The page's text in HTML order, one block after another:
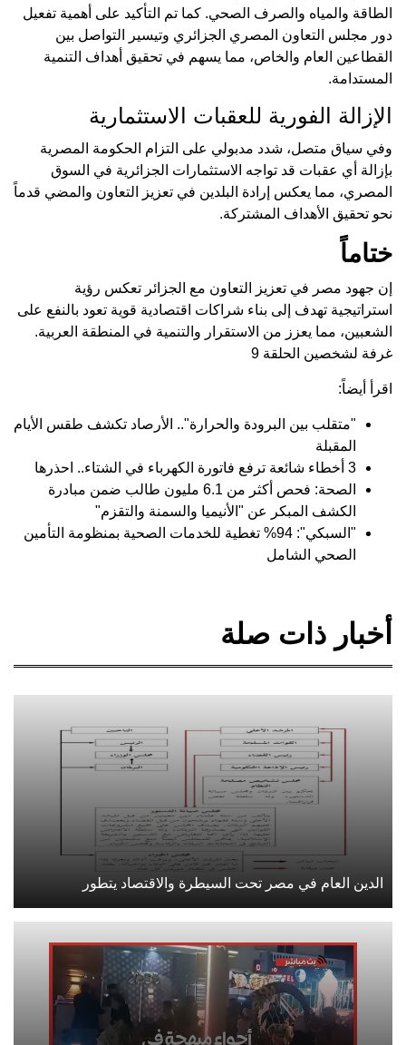
الطاقة والمياه والصرف الصحي. كما تم التأكيد على أهمية تفعيل
دور مجلس التعاون المصري الجزائري وتيسير التواصل بين
القطاعين العام والخاص، مما يسهم في تحقيق أهداف التنمية
المستدامة.
الإزالة الفورية للعقبات الاستثمارية
وفي سياق متصل، شدد مدبولي على التزام الحكومة المصرية
بإزالة أي عقبات قد تواجه الاستثمارات الجزائرية في السوق
المصري، مما يعكس إرادة البلدين في تعزيز التعاون والمضي قدماً
نحو تحقيق الأهداف المشتركة.
ختاماً
إن جهود مصر في تعزيز التعاون مع الجزائر تعكس رؤية
استراتيجية تهدف إلى بناء شراكات اقتصادية قوية تعود بالنفع على
الشعبين، مما يعزز من الاستقرار والتنمية في المنطقة العربية.
غرفة لشخصين الحلقة 9
اقرأ أيضاً:
"متقلب بين البرودة والحرارة".. الأرصاد تكشف طقس الأيام
المقبلة
3 أخطاء شائعة ترفع فاتورة الكهرباء في الشتاء.. احذرها
الصحة: فحص أكثر من 6.1 مليون طالب ضمن مبادرة
الكشف المبكر عن "الأنيميا والسمنة والتقزم"
"السبكي": 94% تغطية للخدمات الصحية بمنظومة التأمين
الصحي الشامل
أخبار ذات صلة
الدين العام في مصر تحت السيطرة والاقتصاد يتطور